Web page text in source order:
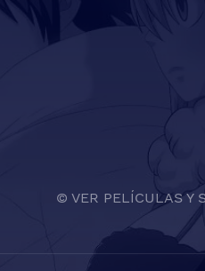
© VER PELÍCULAS Y